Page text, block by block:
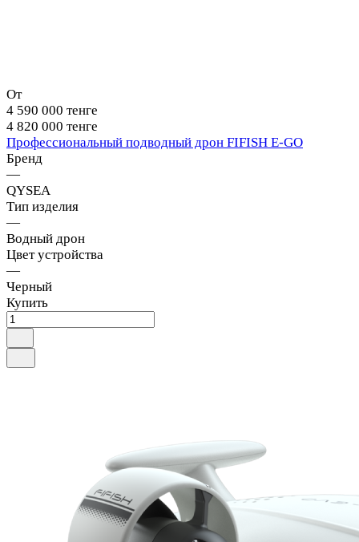
От
4 590 000 тенге
4 820 000 тенге
Профессиональный подводный дрон FIFISH E-GO
Бренд
—
QYSEA
Тип изделия
—
Водный дрон
Цвет устройства
—
Черный
Купить